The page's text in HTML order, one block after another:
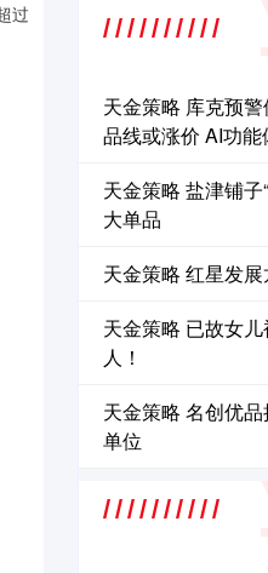
过
天金策略 库克预
品线或涨价 AI功
天金策略 盐津铺
大单品
天金策略 红星发展
天金策略 已故女
人！
天金策略 名创优
单位